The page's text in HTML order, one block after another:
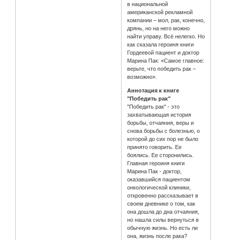
в национальной
американской рекламной
компании – мол, рак, конечно,
дрянь, но на него можно
найти управу. Всё нелегко. Но
как сказала героиня книги
Гордеевой пациент и доктор
Марина Пак: «Самое главное:
верьте, что победить рак –
возможно».
Аннотация к книге
"Победить рак"
"Победить рак" - это
захватывающая история
борьбы, отчаяния, веры и
снова борьбы с болезнью, о
которой до сих пор не было
принято говорить. Ее
боялись. Ее сторонились.
Главная героиня книги
Марина Пак - доктор,
оказавшийся пациентом
онкологической клиники,
откровенно рассказывает в
своем дневнике о том, как
она дошла до дна отчаяния,
но нашла силы вернуться в
обычную жизнь. Но есть ли
она, жизнь после рака?